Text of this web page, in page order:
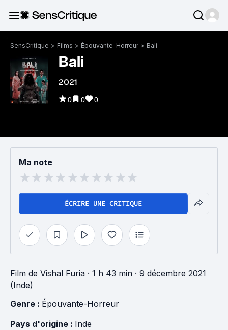
SensCritique > Films > Épouvante-Horreur > Bali
Bali
2021
0 0 0
Ma note
ÉCRIRE UNE CRITIQUE
Film de Vishal Furia · 1 h 43 min · 9 décembre 2021
(Inde)
Genre : Épouvante-Horreur
Pays d'origine : Inde